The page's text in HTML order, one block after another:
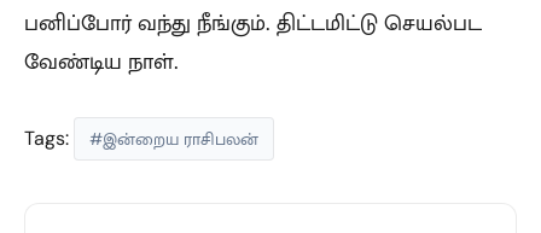
பனிப்போர் வந்து நீங்கும். திட்டமிட்டு செயல்பட
வேண்டிய நாள்.
Tags: #இன்றைய ராசிபலன்